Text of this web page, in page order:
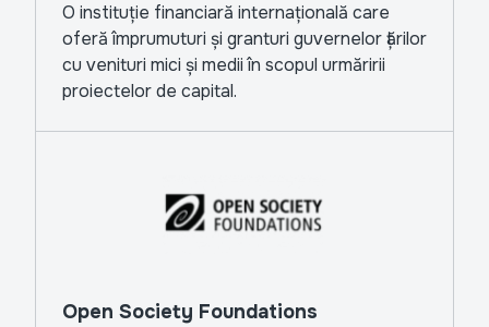
O instituție financiară internațională care
oferă împrumuturi și granturi guvernelor țărilor
cu venituri mici și medii în scopul urmăririi
proiectelor de capital.
Open Society Foundations